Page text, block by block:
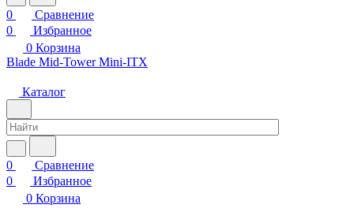
0
Сравнение
0
Избранное
0 Корзина
Blade Mid-Tower Mini-ITX
Каталог
0
Сравнение
0
Избранное
0 Корзина